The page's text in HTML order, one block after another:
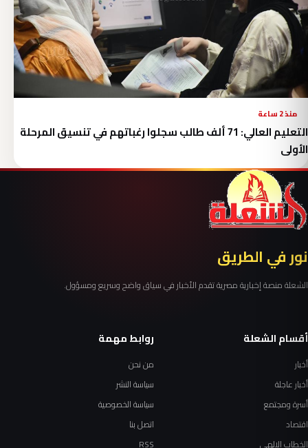
منذ 2 ساعة
التعليم العالي: 71 ألف طالب سجلوا رغباتهم في تنسيق المرحلة
الأولى
نور في الطريق
الشعلة منصة إخبارية مصرية تقدم الأخبار في سياق واضح وسريع ومسؤول.
أقسام الشعلة
أخبار
أخبار عاجلة
أسرة ومجتمع
اقتصاد
الخطاب الإلهي
روابط مهمة
من نحن
سياسة النشر
سياسة الخصوصية
اتصل بنا
RSS